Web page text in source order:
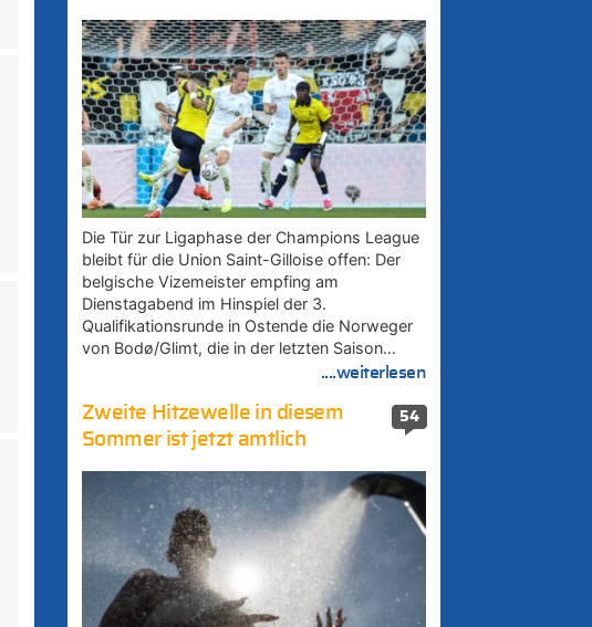
Die Tür zur Ligaphase der Champions League
bleibt für die Union Saint-Gilloise offen: Der
belgische Vizemeister empfing am
Dienstagabend im Hinspiel der 3.
Qualifikationsrunde in Ostende die Norweger
von Bodø/Glimt, die in der letzten Saison…
....weiterlesen
54
Zweite Hitzewelle in diesem
Sommer ist jetzt amtlich